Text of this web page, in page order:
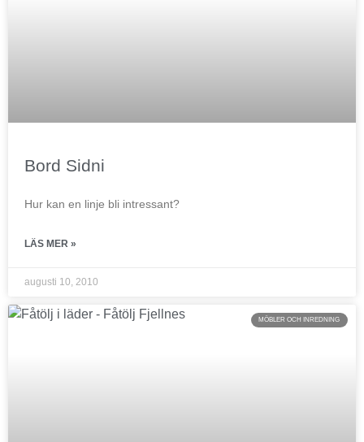
Bord Sidni
Hur kan en linje bli intressant?
LÄS MER »
augusti 10, 2010
MÖBLER OCH INREDNING